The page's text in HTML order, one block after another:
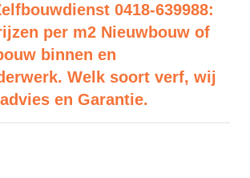
0418-639988:
per m2 Nieuwbouw of
binnen en
Welk soort verf, wij
en Garantie.